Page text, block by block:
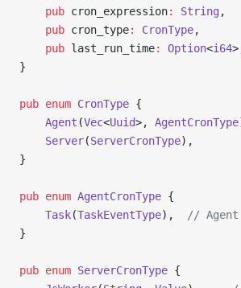
    pub
cron_expression: String
    pub
cron_type: CronType
    pub
last_run_time: Option<i64
}
pub enum CronType {
    Agent
(Vec<Uuid>, AgentCronType
    Server
(ServerCronType
}
pub enum AgentCronType {
    Task
(TaskEventType),
// Agent
}
pub enum ServerCronType {